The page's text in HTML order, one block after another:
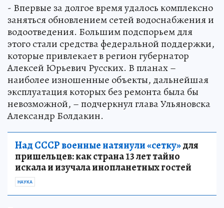
- Впервые за долгое время удалось комплексно
заняться обновлением сетей водоснабжения и
водоотведения. Большим подспорьем для
этого стали средства федеральной поддержки,
которые привлекает в регион губернатор
Алексей Юрьевич Русских. В планах –
наиболее изношенные объекты, дальнейшая
эксплуатация которых без ремонта была бы
невозможной, – подчеркнул глава Ульяновска
Александр Болдакин.
Над СССР военные натянули «сетку»для
пришельцев: как страна 13 лет тайно
искала и изучала инопланетных гостей
НАУКА